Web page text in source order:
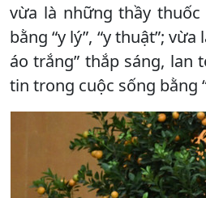
vừa là những thầy
bằng “y lý”, “y thuật”;
áo trắng” thắp sáng, lan
tin trong cuộc sống bằng